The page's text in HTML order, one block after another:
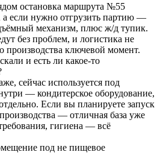
остановка маршрута №55
если нужно отгрузить партию —
механизм, плюс ж/д тупик.
без проблем, и логистика не
производства ключевой момент.
и есть ли какое-то
сейчас используется под
— кондитерское оборудование,
Если вы планируете запуск
— отличная база уже
гигиена — всё
под не пищевое